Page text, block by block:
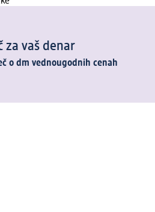
za vaš denar
o dm vednougodnih cenah